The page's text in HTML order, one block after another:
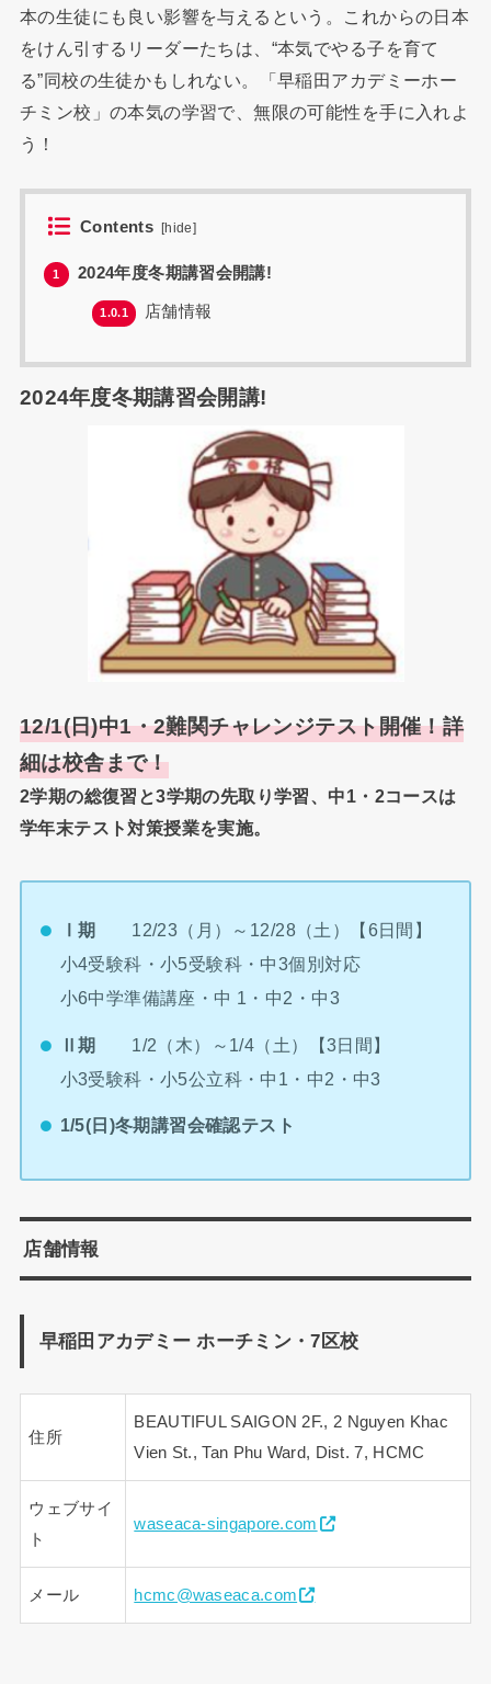
本の生徒にも良い影響を与えるという。これからの日本
をけん引するリーダーたちは、“本気でやる子を育て
る”同校の生徒かもしれない。「早稲田アカデミーホー
チミン校」の本気の学習で、無限の可能性を手に入れよ
う！
Contents [hide]
1 2024年度冬期講習会開講!
1.0.1 店舗情報
2024年度冬期講習会開講!
12/1(日)中1・2難関チャレンジテスト開催！詳
細は校舎まで！
2学期の総復習と3学期の先取り学習、中1・2コースは
学年末テスト対策授業を実施。
Ⅰ期
12/23（月）～12/28（土）【6日間】
小4受験科・小5受験科・中3個別対応
小6中学準備講座・中 1・中2・中3
Ⅱ期 1/2（木）～1/4（土）【3日間】
小3受験科・小5公立科・中1・中2・中3
1/5(日)冬期講習会確認テスト
店舗情報
早稲田アカデミー ホーチミン・7区校
住所
BEAUTIFUL SAIGON 2F., 2 Nguyen Khac
Vien St., Tan Phu Ward, Dist. 7, HCMC
ウェブサイ
ト
waseaca-singapore.com
メール hcmc@waseaca.com